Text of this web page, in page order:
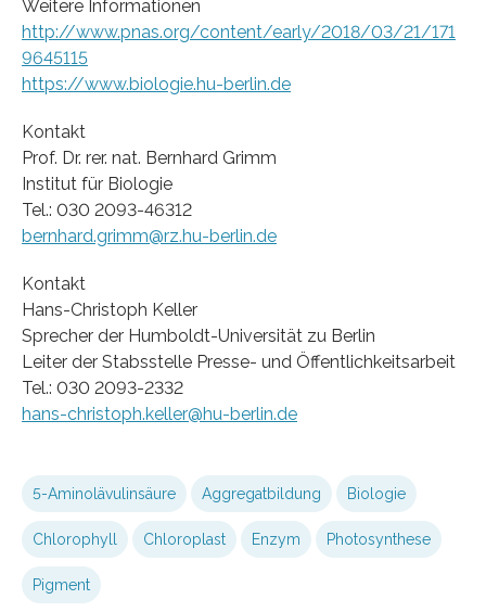
Weitere Informationen
http://www.pnas.org/content/early/2018/03/21/171
9645115
https://www.biologie.hu-berlin.de
Kontakt
Prof. Dr. rer. nat. Bernhard Grimm
Institut für Biologie
Tel.: 030 2093-46312
bernhard.grimm@rz.hu-berlin.de
Kontakt
Hans-Christoph Keller
Sprecher der Humboldt-Universität zu Berlin
Leiter der Stabsstelle Presse- und Öffentlichkeitsarbeit
Tel.: 030 2093-2332
hans-christoph.keller@hu-berlin.de
5-Aminolävulinsäure Aggregatbildung Biologie
Chlorophyll Chloroplast Enzym Photosynthese
Pigment